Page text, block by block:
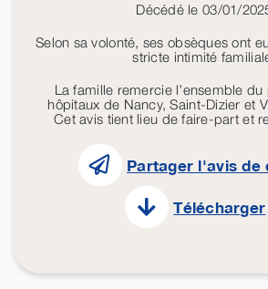
Décédé le 03/01/
Selon sa volonté, ses obsèques ont
stricte intimité
La famille remercie l’ensemble
hôpitaux de Nancy, Saint-Dizier et
Cet avis tient lieu de faire-part et
Partager l'avis de
Télécharger